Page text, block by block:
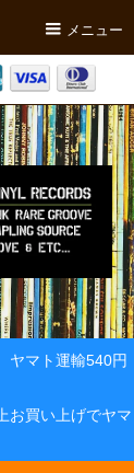
メニュー
ヤマト運輸540円
お買い上げでヤマ